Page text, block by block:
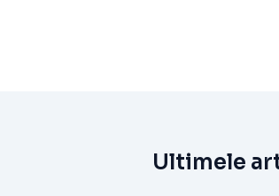
Ultimele